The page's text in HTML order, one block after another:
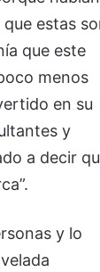
estas
que este
menos
en su
y
a decir
y lo